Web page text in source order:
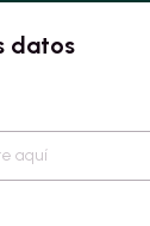
datos